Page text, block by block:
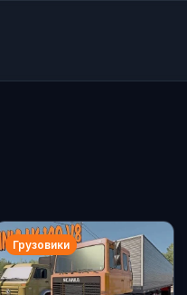
Грузовики